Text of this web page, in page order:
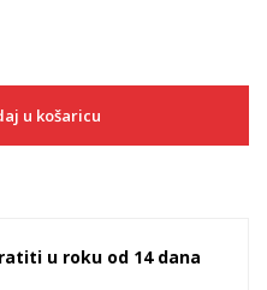
u košaricu
u roku od 14 dana